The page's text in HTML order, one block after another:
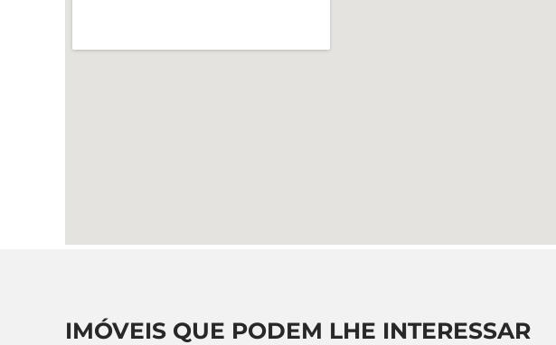
IMÓVEIS QUE PODEM LHE INTERESSAR